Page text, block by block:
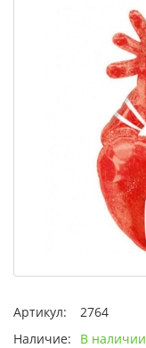
Артикул:
2764
Наличие:
В наличии